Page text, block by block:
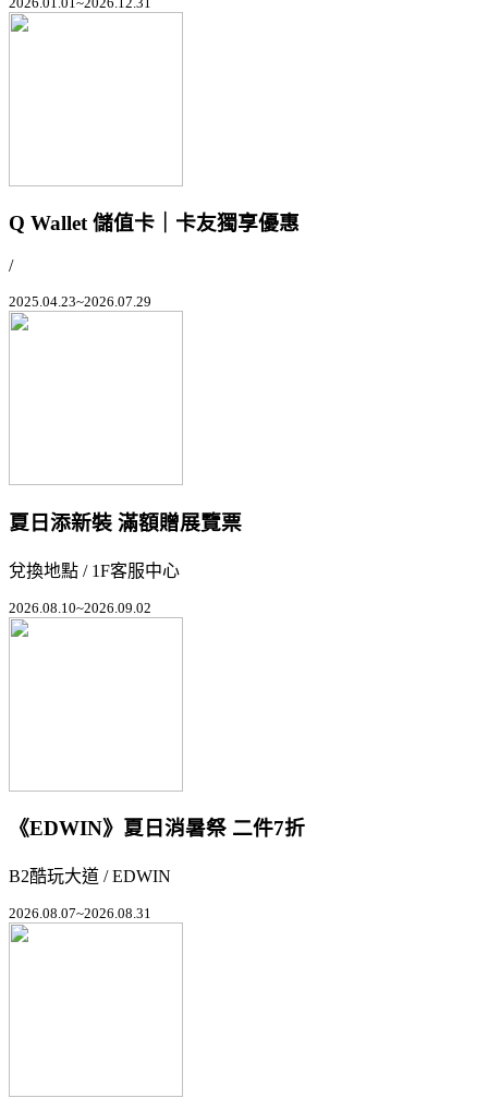
Q Wallet 儲值卡｜卡友獨享優惠
/
2025.04.23~2026.07.29
夏日添新裝 滿額贈展覽票
兌換地點 / 1F客服中心
2026.08.10~2026.09.02
《EDWIN》夏日消暑祭 二件7折
B2酷玩大道 / EDWIN
2026.08.07~2026.08.31